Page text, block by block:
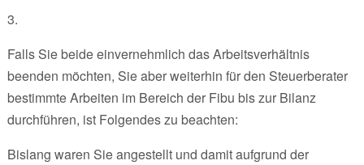
3.
Falls Sie beide einvernehmlich das Arbeitsverhältnis
beenden möchten, Sie aber weiterhin für den Steuerberater
bestimmte Arbeiten im Bereich der Fibu bis zur Bilanz
durchführen, ist Folgendes zu beachten:
Bislang waren Sie angestellt und damit aufgrund der